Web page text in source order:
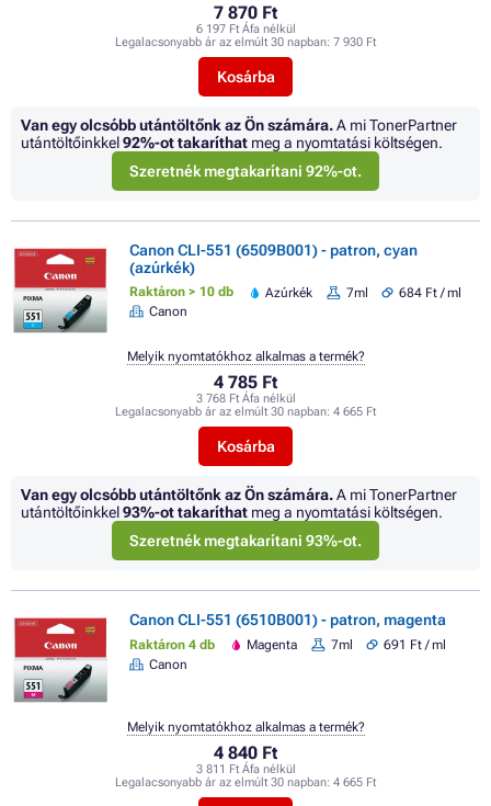
7 870 Ft
6 197 Ft Áfa nélkül
Legalacsonyabb ár az elmúlt 30 napban: 7 930 Ft
Kosárba
Van egy olcsóbb utántöltőnk az Ön számára.A mi TonerPartner
utántöltőinkkel92%-ot takaríthat meg a nyomtatási költségen.
Szeretnék megtakarítani 92%-ot.
Canon CLI-551 (6509B001) - patron, cyan
(azúrkék)
Raktáron > 10 db Azúrkék 7ml
684 Ft / ml
Canon
4 785 Ft
3 768 Ft Áfa nélkül
Legalacsonyabb ár az elmúlt 30 napban: 4 665 Ft
Kosárba
Melyik nyomtatókhoz alkalmas a termék?
Van egy olcsóbb utántöltőnk az Ön számára.A mi TonerPartner
utántöltőinkkel93%-ot takaríthat meg a nyomtatási költségen.
Szeretnék megtakarítani 93%-ot.
Canon CLI-551 (6510B001) - patron, magenta
Raktáron 4 db Magenta 7ml
691 Ft / ml
Canon
4 840 Ft
3 811 Ft Áfa nélkül
Legalacsonyabb ár az elmúlt 30 napban: 4 665 Ft
Melyik nyomtatókhoz alkalmas a termék?